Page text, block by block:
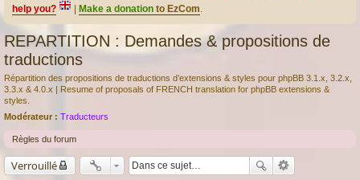
help you?
Make a donation to EzCom.
REPARTITION : Demandes & propositions de
traductions
Répartition des propositions de traductions d’extensions & styles pour phpBB 3.1.x, 3.2.x,
3.3.x & 4.0.x | Resume of proposals of FRENCH translation for phpBB extensions &
styles.
Modérateur : Traducteurs
Règles du forum
Verrouillé